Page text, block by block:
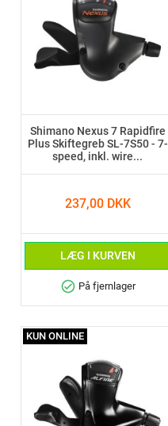
Shimano Nexus 7 Rapidfire
Plus Skiftegreb SL-7S50 - 7-
speed, inkl. wire...
237,00 DKK
LÆG I KURVEN
check_circle På fjernlager
KUN ONLINE